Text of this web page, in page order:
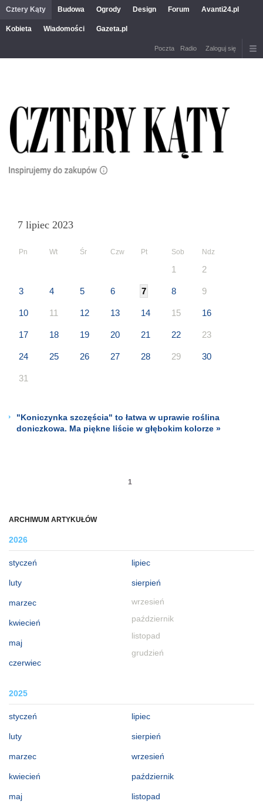
Cztery Kąty Budowa Ogrody Design Forum Avanti24.pl
Kobieta Wiadomości Gazeta.pl
Poczta Radio Zaloguj się
ARCHIWUM ARTYKUŁÓW
2026
styczeń
luty
marzec
kwiecień
maj
czerwiec
lipiec
sierpień
wrzesień
październik
listopad
grudzień
2025
styczeń
luty
marzec
kwiecień
maj
lipiec
sierpień
wrzesień
październik
listopad
7 lipiec 2023
Pn Wt Śr Czw Pt Sob Ndz
1 2
3 4 5 6 7 8 9
10 11 12 13 14 15 16
17 18 19 20 21 22 23
24 25 26 27 28 29 30
31
"Koniczynka szczęścia" to łatwa w uprawie roślina
doniczkowa. Ma piękne liście w głębokim kolorze »
1